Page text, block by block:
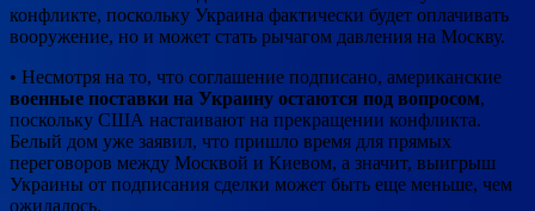
конфликте, поскольку Украина фактически будет оплачивать
вооружение, но и может стать рычагом давления на Москву.
• Несмотря на то, что соглашение подписано, американские
военные поставки на Украину остаются под вопросом,
поскольку США настаивают на прекращении конфликта.
Белый дом уже заявил, что пришло время для прямых
переговоров между Москвой и Киевом, а значит, выигрыш
Украины от подписания сделки может быть еще меньше, чем
ожидалось.